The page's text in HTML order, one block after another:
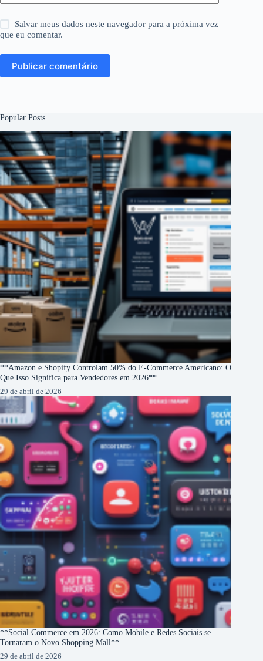
Salvar meus dados neste navegador para a próxima vez
que eu comentar.
Publicar comentário
Popular Posts
**Amazon e Shopify Controlam 50% do E-Commerce Americano: O
Que Isso Significa para Vendedores em 2026**
29 de abril de 2026
**Social Commerce em 2026: Como Mobile e Redes Sociais se
Tornaram o Novo Shopping Mall**
29 de abril de 2026